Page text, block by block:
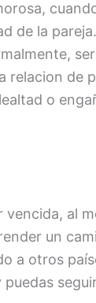
de la
relacion de
o
al
un
a otros